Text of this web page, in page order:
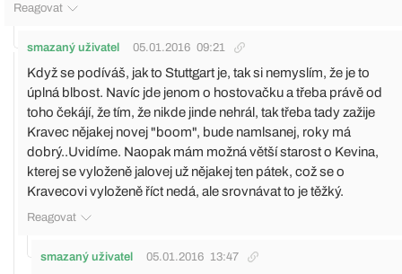
Reagovat
smazaný uživatel 05.01.2016 09:21
Když se podíváš, jak to Stuttgart je, tak si nemyslím, že je to
úplná blbost. Navíc jde jenom o hostovačku a třeba právě od
toho čekájí, že tím, že nikde jinde nehrál, tak třeba tady zažije
Kravec nějakej novej "boom", bude namlsanej, roky má
dobrý..Uvidíme. Naopak mám možná větší starost o Kevina,
kterej se vyloženě jalovej už nějakej ten pátek, což se o
Kravecovi vyloženě říct nedá, ale srovnávat to je těžký.
Reagovat
smazaný uživatel 05.01.2016 13:47